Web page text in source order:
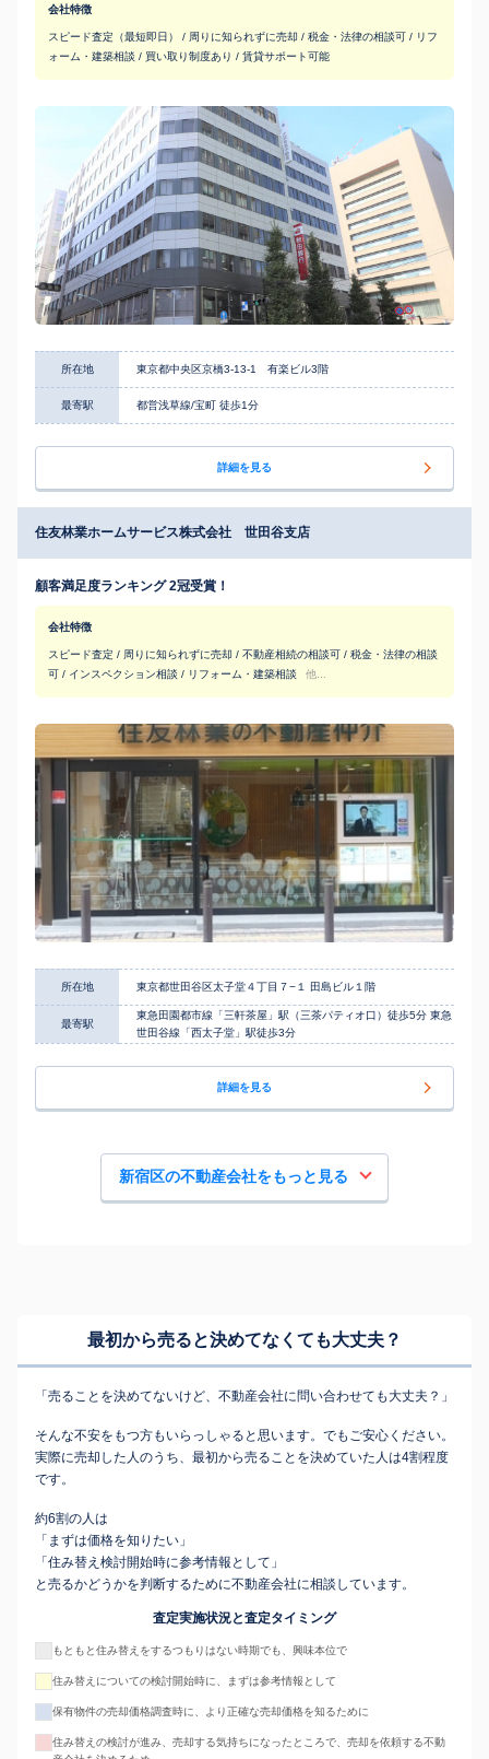
会社特徴
スピード査定（最短即日） / 周りに知られずに売却 / 税金・法律の相談可 / リフ
ォーム・建築相談 / 買い取り制度あり / 賃貸サポート可能
所在地 東京都中央区京橋3-13-1 有楽ビル3階
最寄駅 都営浅草線/宝町 徒歩1分
詳細を見る
住友林業ホームサービス株式会社 世田谷支店
顧客満足度ランキング 2冠受賞！
会社特徴
スピード査定 / 周りに知られずに売却 / 不動産相続の相談可 / 税金・法律の相談
可 / インスペクション相談 / リフォーム・建築相談
他...
所在地 東京都世田谷区太子堂４丁目７−１ 田島ビル１階
最寄駅
東急田園都市線「三軒茶屋」駅（三茶パティオ口）徒歩5分 東急
世田谷線「西太子堂」駅徒歩3分
詳細を見る
新宿区の不動産会社をもっと見る
最初から売ると決めてなくても大丈夫？
「売ることを決めてないけど、不動産会社に問い合わせても大丈夫？」
そんな不安をもつ方もいらっしゃると思います。でもご安心ください。
実際に売却した人のうち、最初から売ることを決めていた人は4割程度
です。
約6割の人は
「まずは価格を知りたい」
「住み替え検討開始時に参考情報として」
と売るかどうかを判断するために不動産会社に相談しています。
査定実施状況と査定タイミング
もともと住み替えをするつもりはない時期でも、興味本位で
住み替えについての検討開始時に、まずは参考情報として
保有物件の売却価格調査時に、より正確な売却価格を知るために
住み替えの検討が進み、売却する気持ちになったところで、売却を依頼する不動